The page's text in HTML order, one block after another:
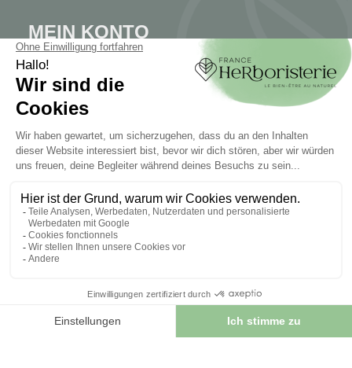
MEIN KONTO
Mein Konto
Authentifizierung
Seguimiento de pedidos
Cree su cuenta
INFORMATIONEN
Kontaktieren Sie uns
Sitemap
Unser Kräuterladen
Sicheres Bezahlen